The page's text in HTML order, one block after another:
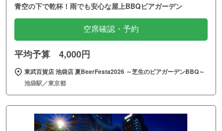
青空の下で乾杯！雨でも安心な屋上BBQビアガーデン
空席確認・予約
平均予算 4,000円
東武百貨店 池袋店 夏BeerFesta2026 ～芝生のビアガーデンBBQ～
池袋駅／東京都